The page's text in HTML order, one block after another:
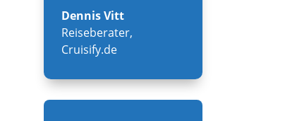
Dennis Vitt
Reiseberater,
Cruisify.de